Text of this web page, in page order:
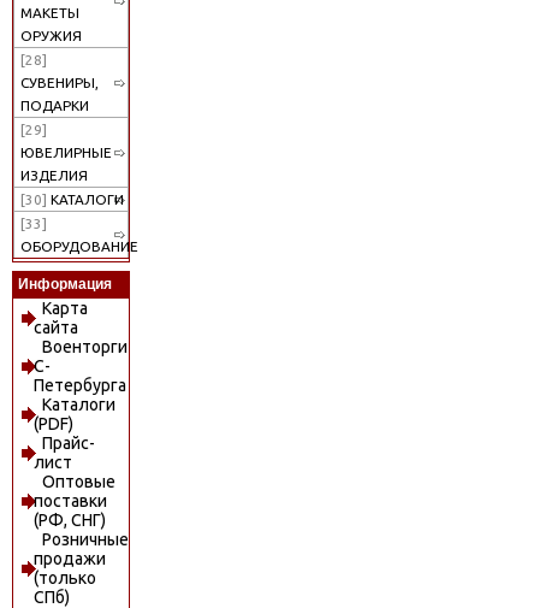
МАКЕТЫ
ОРУЖИЯ
[28]
СУВЕНИРЫ,
ПОДАРКИ
[29]
ЮВЕЛИРНЫЕ
ИЗДЕЛИЯ
[30] КАТАЛОГИ
[33]
ОБОРУДОВАНИЕ
Информация
Карта
сайта
Военторги
С-
Петербурга
Каталоги
(PDF)
Прайс-
лист
Оптовые
поставки
(РФ, СНГ)
Розничные
продажи
(только
СПб)